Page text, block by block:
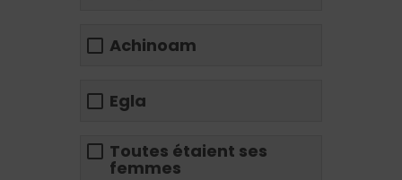
Achinoam
Egla
Toutes étaient ses
femmes